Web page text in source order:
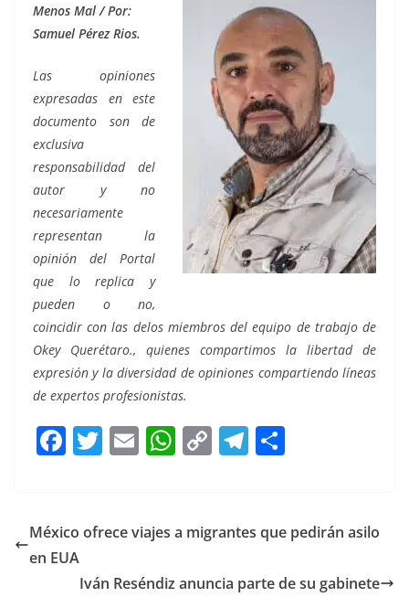
Menos Mal / Por:
Samuel Pérez Rios.
Las opiniones
expresadas en este
documento son de
exclusiva
responsabilidad del
autor y no
necesariamente
representan la
opinión del Portal
que lo replica y
pueden o no,
coincidir con las delos miembros del equipo de trabajo de
Okey Querétaro., quienes compartimos la libertad de
expresión y la diversidad de opiniones compartiendo líneas
de expertos profesionistas.
F
e
b
o
T
er
E
l
W
s
p
C
y
n
T
gr
m
e
México ofrece viajes a migrantes que pedirán asilo
en EUA
Iván Reséndiz anuncia parte de su gabinete